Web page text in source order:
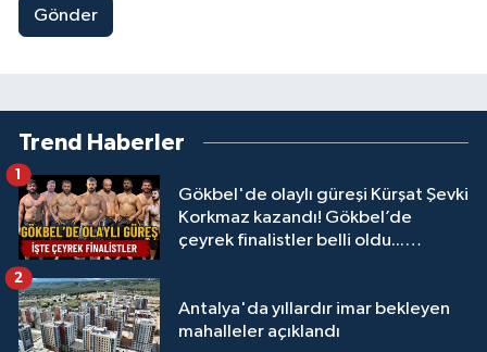
Gönder
Trend Haberler
Gökbel'de olaylı güreşi Kürşat Şevki
Korkmaz kazandı! Gökbel’de
çeyrek finalistler belli oldu...
1
Antalya'da yıllardır imar bekleyen
mahalleler açıklandı
2